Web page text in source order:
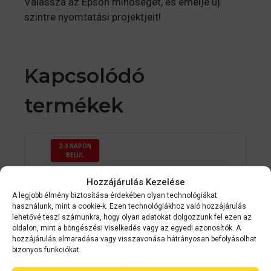
Hozzájárulás Kezelése
A legjobb élmény biztosítása érdekében olyan technológiákat
használunk, mint a cookie-k. Ezen technológiákhoz való hozzájárulás
lehetővé teszi számunkra, hogy olyan adatokat dolgozzunk fel ezen az
oldalon, mint a böngészési viselkedés vagy az egyedi azonosítók. A
hozzájárulás elmaradása vagy visszavonása hátrányosan befolyásolhat
bizonyos funkciókat.
szintre nyomtatási projektjeit!
Kapcsolódó
termékek
2-3 NAPON
BELÜL